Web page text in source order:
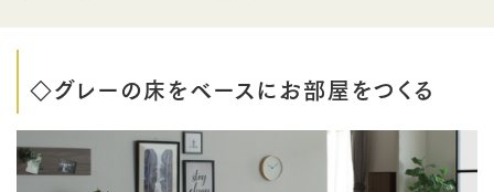
◇グレーの床をベースにお部屋をつくる